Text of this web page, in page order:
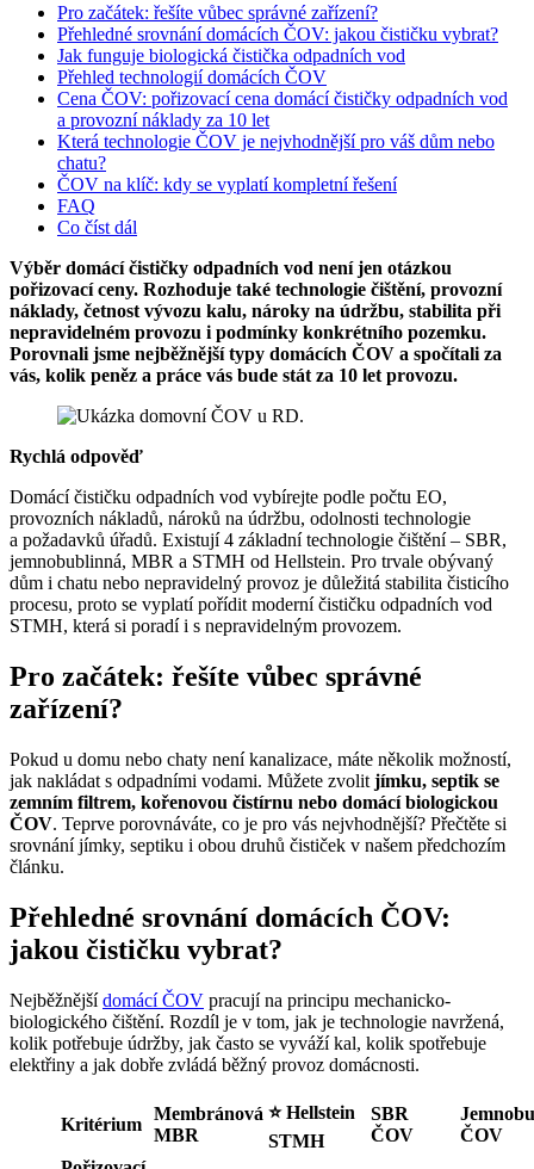
Pro začátek: řešíte vůbec správné zařízení?
Přehledné srovnání domácích ČOV: jakou čističku vybrat?
Jak funguje biologická čistička odpadních vod
Přehled technologií domácích ČOV
Cena ČOV: pořizovací cena domácí čističky odpadních vod
a provozní náklady za 10 let
Která technologie ČOV je nejvhodnější pro váš dům nebo
chatu?
ČOV na klíč: kdy se vyplatí kompletní řešení
FAQ
Co číst dál
Výběr domácí čističky odpadních vod není jen otázkou
pořizovací ceny. Rozhoduje také technologie čištění, provozní
náklady, četnost vývozu kalu, nároky na údržbu, stabilita při
nepravidelném provozu i podmínky konkrétního pozemku.
Porovnali jsme nejběžnější typy domácích ČOV a spočítali za
vás, kolik peněz a práce vás bude stát za 10 let provozu.
Rychlá odpověď
Domácí čističku odpadních vod vybírejte podle počtu EO,
provozních nákladů, nároků na údržbu, odolnosti technologie
a požadavků úřadů. Existují 4 základní technologie čištění – SBR,
jemnobublinná, MBR a STMH od Hellstein. Pro trvale obývaný
dům i chatu nebo nepravidelný provoz je důležitá stabilita čisticího
procesu, proto se vyplatí pořídit moderní čističku odpadních vod
STMH, která si poradí i s nepravidelným provozem.
Pro začátek: řešíte vůbec správné
zařízení?
Pokud u domu nebo chaty není kanalizace, máte několik možností,
jak nakládat s odpadními vodami. Můžete zvolit jímku, septik se
zemním filtrem, kořenovou čistírnu nebo domácí biologickou
ČOV. Teprve porovnáváte, co je pro vás nejvhodnější? Přečtěte si
srovnání jímky, septiku i obou druhů čističek v našem předchozím
článku.
Přehledné srovnání domácích ČOV:
jakou čističku vybrat?
Nejběžnějšídomácí ČOV pracují na principu mechanicko-
biologického čištění. Rozdíl je v tom, jak je technologie navržená,
kolik potřebuje údržby, jak často se vyváží kal, kolik spotřebuje
elektřiny a jak dobře zvládá běžný provoz domácnosti.
Kritérium
Membránová
MBR
⭐ Hellstein
STMH
SBR
ČOV
ČOV